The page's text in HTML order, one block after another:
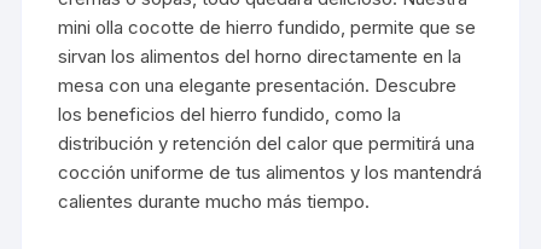
mini olla cocotte de hierro fundido, permite que se
sirvan los alimentos del horno directamente en la
mesa con una elegante presentación. Descubre
los beneficios del hierro fundido, como la
distribución y retención del calor que permitirá una
cocción uniforme de tus alimentos y los mantendrá
calientes durante mucho más tiempo.